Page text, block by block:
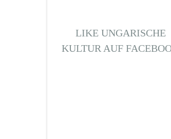
LIKE UNGARISCHE
KULTUR AUF